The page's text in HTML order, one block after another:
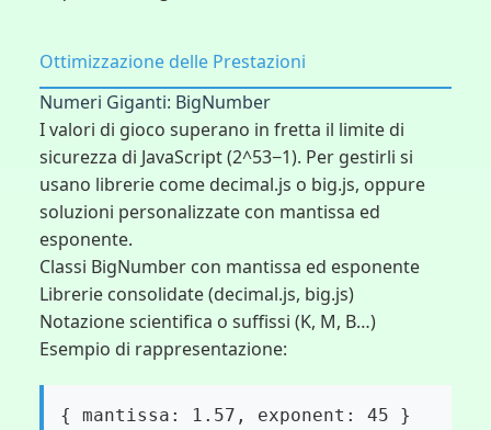
Ottimizzazione delle Prestazioni
Numeri Giganti: BigNumber
I valori di gioco superano in fretta il limite di
sicurezza di JavaScript (2^53−1). Per gestirli si
usano librerie come decimal.js o big.js, oppure
soluzioni personalizzate con mantissa ed
esponente.
Classi BigNumber con mantissa ed esponente
Librerie consolidate (decimal.js, big.js)
Notazione scientifica o suffissi (K, M, B…)
Esempio di rappresentazione:
{ mantissa: 1.57, exponent: 45 }